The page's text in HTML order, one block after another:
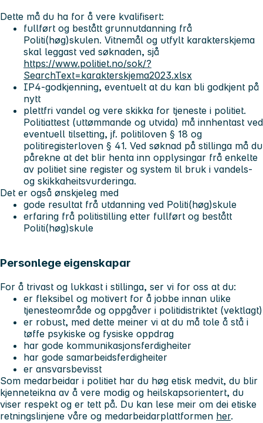
Dette må du ha for å vere kvalifisert:
fullført og bestått grunnutdanning frå
Politi(høg)skulen. Vitnemål og utfylt karakterskjema
skal leggast ved søknaden, sjå
https://www.politiet.no/sok/?
SearchText=karakterskjema2023.xlsx
IP4-godkjenning, eventuelt at du kan bli godkjent på
nytt
plettfri vandel og vere skikka for tjeneste i politiet.
Politiattest (uttømmande og utvida) må innhentast ved
eventuell tilsetting, jf. politiloven § 18 og
politiregisterloven § 41. Ved søknad på stillinga må du
pårekne at det blir henta inn opplysingar frå enkelte
av politiet sine register og system til bruk i vandels-
og skikkaheitsvurderinga.
Det er også ønskjeleg med
gode resultat frå utdanning ved Politi(høg)skule
erfaring frå politistilling etter fullført og bestått
Politi(høg)skule
Personlege eigenskapar
For å trivast og lukkast i stillinga, ser vi for oss at du:
er fleksibel og motivert for å jobbe innan ulike
tjenesteområde og oppgåver i politidistriktet (vektlagt)
er robust, med dette meiner vi at du må tole å stå i
tøffe psykiske og fysiske oppdrag
har gode kommunikasjonsferdigheiter
har gode samarbeidsferdigheiter
er ansvarsbevisst
Som medarbeidar i politiet har du høg etisk medvit, du blir
kjenneteikna av å vere modig og heilskapsorientert, du
viser respekt og er tett på. Du kan lese meir om dei etiske
retningslinjene våre og medarbeidarplattformen her.